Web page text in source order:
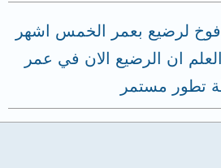
لرضيع بعمر الخمس اشهر
ان الرضيع الان في عمر
تطور مستمر